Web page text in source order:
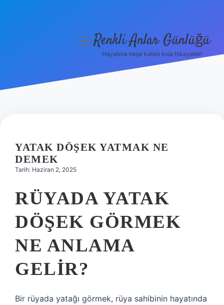
Hakkımızda
menüyüRenkli Anlar Günlüğü
Hayatına neşe katan kısa hikayeler!
YATAK DÖŞEK YATMAK NE
DEMEK
Tarih: Haziran 2, 2025
RÜYADA YATAK
DÖŞEK GÖRMEK
NE ANLAMA
GELIR?
Bir rüyada yatağı görmek, rüya sahibinin hayatında